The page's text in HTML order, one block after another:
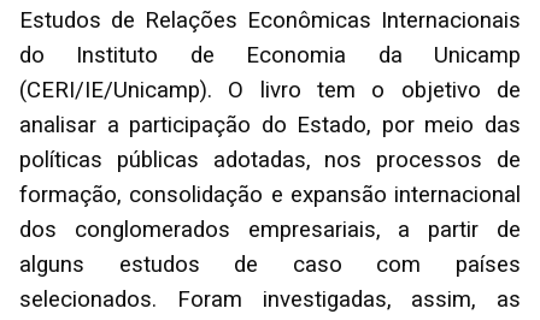
Estudos de Relações Econômicas Internacionais
do Instituto de Economia da Unicamp
(CERI/IE/Unicamp). O livro tem o objetivo de
analisar a participação do Estado, por meio das
políticas públicas adotadas, nos processos de
formação, consolidação e expansão internacional
dos conglomerados empresariais, a partir de
alguns estudos de caso com países
selecionados. Foram investigadas, assim, as